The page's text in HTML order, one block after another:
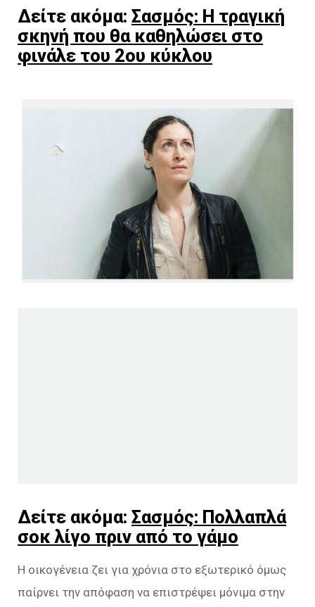
Δείτε ακόμα: Σασμός: Η τραγική
σκηνή που θα καθηλώσει στο
φινάλε του 2ου κύκλου
Δείτε ακόμα: Σασμός: Πολλαπλά
σοκ λίγο πριν από το γάμο
Η οικογένεια ζει για χρόνια στο εξωτερικό όμως
παίρνει την απόφαση να επιστρέψει μόνιμα στην